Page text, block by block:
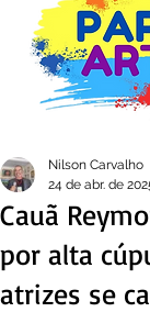
Cauã
por alta
atrizes se
Nilson Carvalho
24 de abr. de